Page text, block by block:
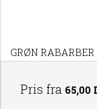
GRØN RABARBER
Pris fra 65,00